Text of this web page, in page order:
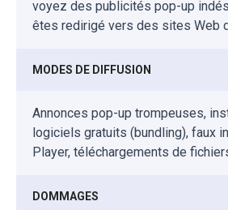
voyez des publicités pop-up
êtes redirigé vers des sites Web
MODES DE DIFFUSION
Annonces pop-up trompeuses,
logiciels gratuits (bundling), faux
Player, téléchargements de
DOMMAGES